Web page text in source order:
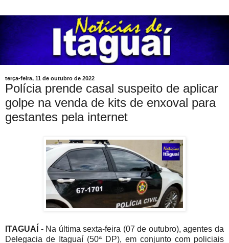
terça-feira, 11 de outubro de 2022
Polícia prende casal suspeito de aplicar
golpe na venda de kits de enxoval para
gestantes pela internet
ITAGUAÍ - Na última sexta-feira (07 de outubro), agentes da
Delegacia de Itaguaí (50ª DP), em conjunto com policiais